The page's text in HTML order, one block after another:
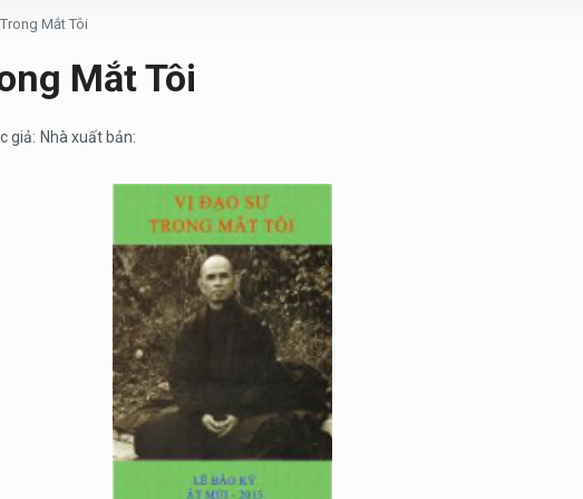
Mắt Tôi
Mắt Tôi
giả: Nhà xuất bản: